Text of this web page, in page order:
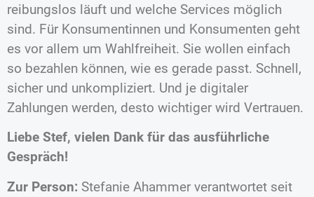
reibungslos läuft und welche Services möglich
sind. Für Konsumentinnen und Konsumenten geht
es vor allem um Wahlfreiheit. Sie wollen einfach
so bezahlen können, wie es gerade passt. Schnell,
sicher und unkompliziert. Und je digitaler
Zahlungen werden, desto wichtiger wird Vertrauen.
Liebe Stef, vielen Dank für das ausführliche
Gespräch!
Zur Person: Stefanie Ahammer verantwortet seit